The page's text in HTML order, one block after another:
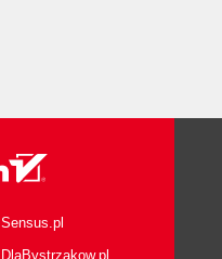
Sensus.pl
DlaBystrzakow.pl